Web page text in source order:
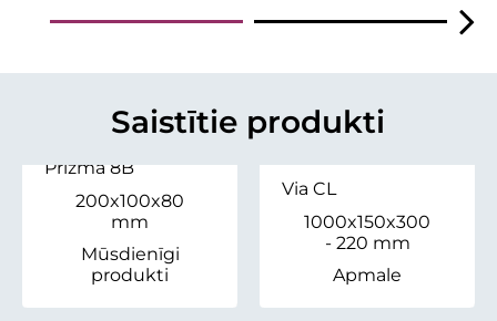
Saistītie produkti
Prizma 8B
200x100x80
mm
Mūsdienīgi
produkti
Via CL
1000x150x300
- 220 mm
Apmale